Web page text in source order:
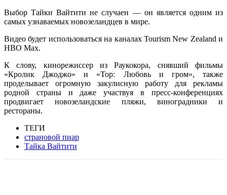
Выбор Тайки Вайтити не случаен — он является одним из
самых узнаваемых новозеландцев в мире.
Видео будет использоваться на каналах Tourism New Zealand и
HBO Max.
К слову, кинорежиссер из Раукокора, снявший фильмы
«Кролик Джоджо» и «Тор: Любовь и гром», также
проделывает огромную закулисную работу для рекламы
родной страны и даже участвуя в пресс-конференциях
продвигает новозеландские пляжи, виноградники и
рестораны.
ТЕГИ
страновой пиар
Тайка Вайтити